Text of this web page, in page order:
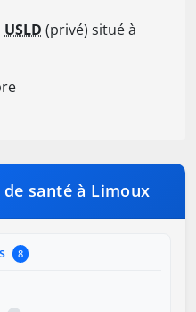
USLD (privé) situé à
santé à Limoux
8